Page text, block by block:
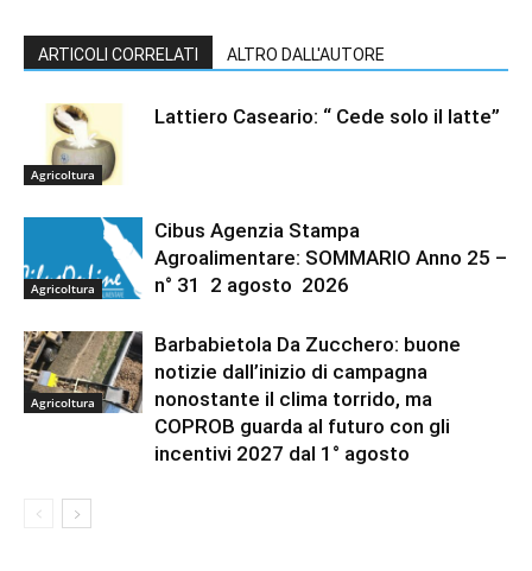
ARTICOLI CORRELATI ALTRO DALL'AUTORE
Agricoltura
Lattiero Caseario: “ Cede solo il latte”
Agricoltura
Cibus Agenzia Stampa
Agroalimentare: SOMMARIO Anno 25 –
n° 31 2 agosto 2026
Agricoltura
Barbabietola Da Zucchero: buone
notizie dall’inizio di campagna
nonostante il clima torrido, ma
COPROB guarda al futuro con gli
incentivi 2027 dal 1° agosto